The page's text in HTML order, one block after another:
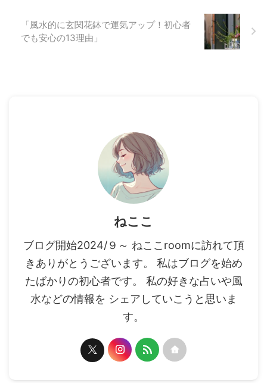
「風水的に玄関花鉢で運気アップ！初心者
でも安心の13理由」
ねここ
ブログ開始2024/９～ ねここroomに訪れて頂
きありがとうございます。 私はブログを始め
たばかりの初心者です。 私の好きな占いや風
水などの情報を シェアしていこうと思いま
す。